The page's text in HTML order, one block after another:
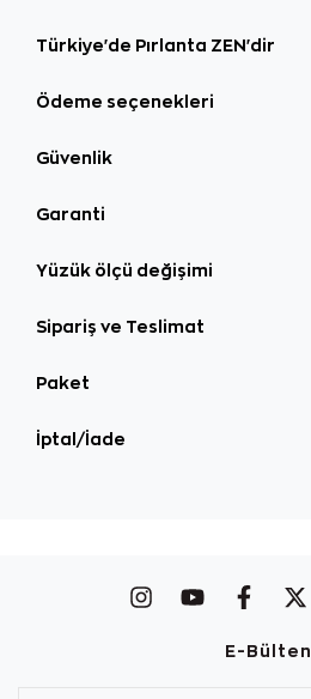
Türkiye'de Pırlanta ZEN'dir
Ödeme seçenekleri
Güvenlik
Garanti
Yüzük ölçü değişimi
Sipariş ve Teslimat
Paket
İptal/İade
E-Bülten